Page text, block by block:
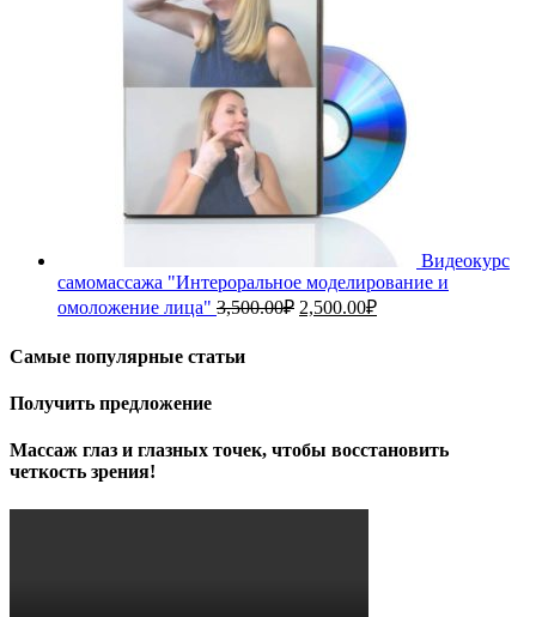
Видеокурс
самомассажа "Интероральное моделирование и
омоложение лица" 3,500.00₽ Первоначальная
2,500.00₽Текущая
Самые популярные статьи
Получить предложение
Массаж глаз и глазных точек, чтобы восстановить
четкость зрения!